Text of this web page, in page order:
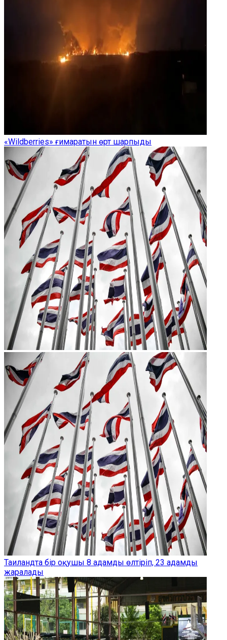
«Wildberries» ғимаратын өрт шарпыды
Таиландта бір оқушы 8 адамды өлтіріп, 23 адамды
жаралады